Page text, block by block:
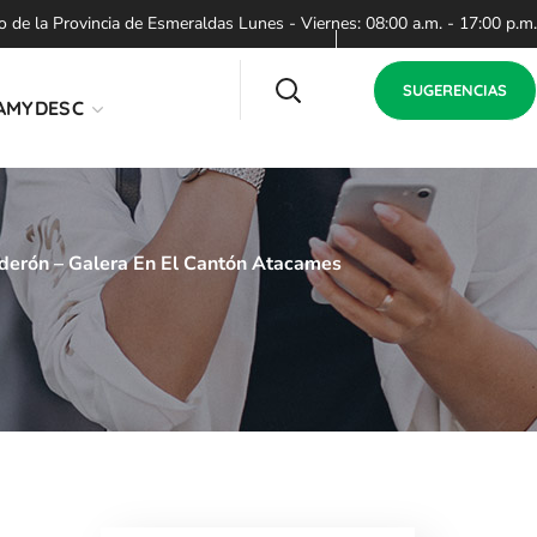
la Provincia de Esmeraldas Lunes - Viernes: 08:00 a.m. - 17:00 p.m.
SUGERENCIAS
– Galera En El Cantón Atacames